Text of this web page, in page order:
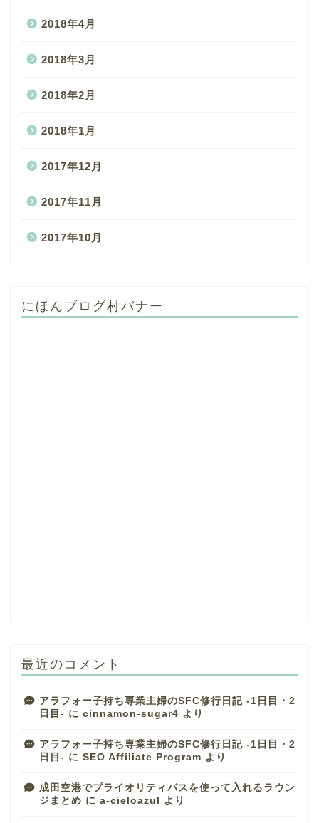
2018年4月
2018年3月
2018年2月
2018年1月
2017年12月
2017年11月
2017年10月
にほんブログ村バナー
最近のコメント
アラフォー子持ち専業主婦のSFC修行日記 -1日目・2
日目- に cinnamon-sugar4 より
アラフォー子持ち専業主婦のSFC修行日記 -1日目・2
日目- に SEO Affiliate Program より
成田空港でプライオリティパスを使って入れるラウン
ジまとめ に a-cieloazul より